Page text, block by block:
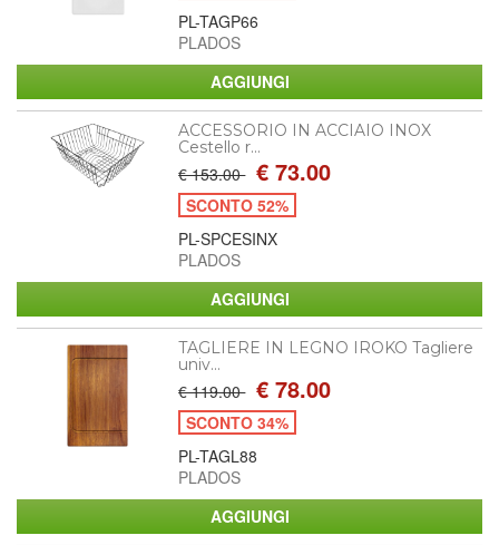
PL-TAGP66
PLADOS
ACCESSORIO IN ACCIAIO INOX
Cestello r...
€ 153.00 € 73.00
SCONTO 52%
PL-SPCESINX
PLADOS
TAGLIERE IN LEGNO IROKO Tagliere
univ...
€ 119.00 € 78.00
SCONTO 34%
PL-TAGL88
PLADOS